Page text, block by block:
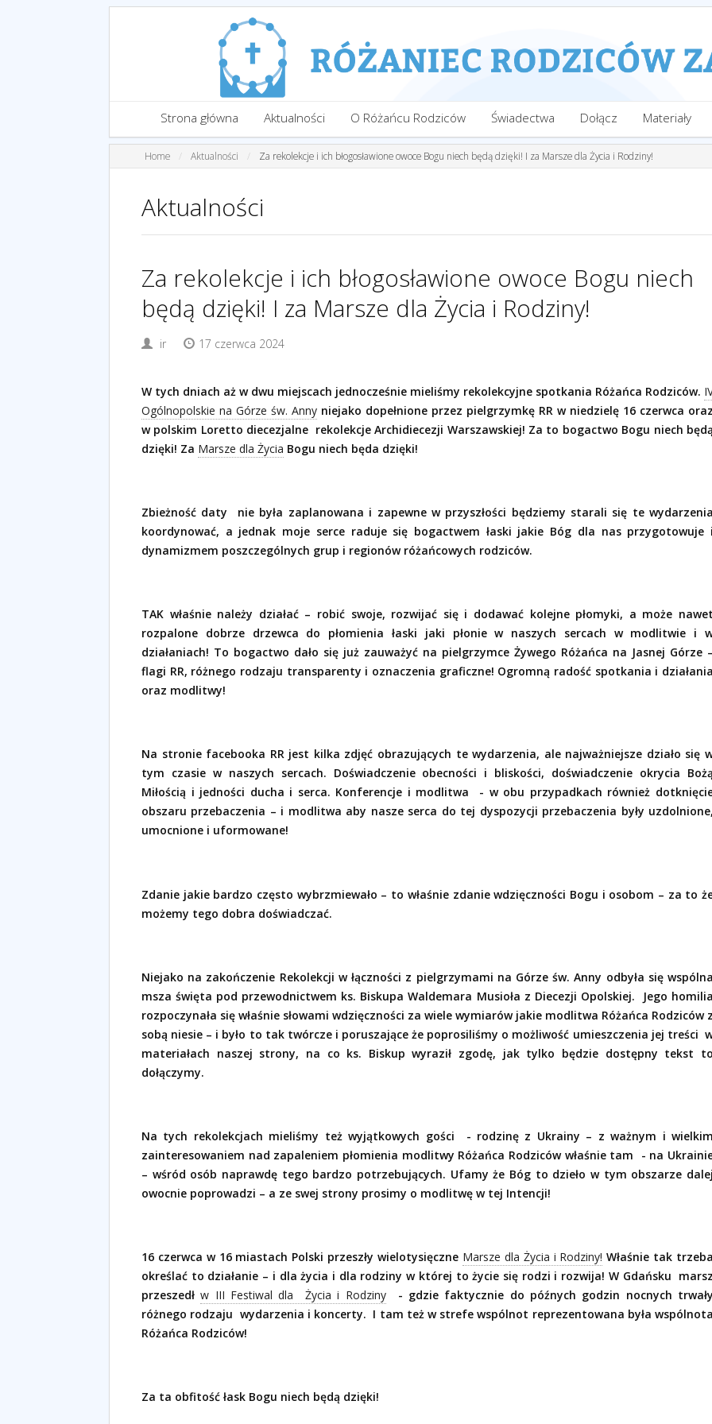
Strona główna Aktualności O Różańcu Rodziców Świadectwa Dołącz Materiały
Home Aktualności Za rekolekcje i ich błogosławione owoce Bogu niech będą dzięki! I za Marsze dla Życia i Rodziny!
Aktualności
Za rekolekcje i ich błogosławione owoce Bogu niech
będą dzięki! I za Marsze dla Życia i Rodziny!
ir 17 czerwca 2024
W tych dniach aż w dwu miejscach jednocześnie mieliśmy rekolekcyjne spotkania Różańca Rodziców.
Ogólnopolskie na Górze św. Anny niejako dopełnione przez pielgrzymkę RR w niedzielę 16 czerwca oraz
w polskim Loretto diecezjalne rekolekcje Archidiecezji Warszawskiej! Za to bogactwo Bogu niech będą
dzięki! Za Marsze dla Życia Bogu niech będa dzięki!
Zbieżność daty
nie była zaplanowana i zapewne w przyszłości będziemy starali się te wydarzenia
koordynować, a jednak moje serce raduje się bogactwem łaski jakie Bóg dla nas przygotowuje i
dynamizmem poszczególnych grup i regionów różańcowych rodziców.
TAK właśnie należy działać – robić swoje, rozwijać się i dodawać kolejne płomyki, a może nawet
rozpalone dobrze drzewca do płomienia łaski jaki płonie w naszych sercach w modlitwie i
działaniach! To bogactwo dało się już zauważyć na pielgrzymce Żywego Różańca na Jasnej Górze –
flagi RR, różnego rodzaju transparenty i oznaczenia graficzne! Ogromną radość spotkania i działania
oraz modlitwy!
Na stronie facebooka RR jest kilka zdjęć obrazujących te wydarzenia, ale najważniejsze działo się
tym czasie w naszych sercach. Doświadczenie obecności i bliskości, doświadczenie okrycia Bożą
Miłością i jedności ducha i serca. Konferencje i modlitwa
- w obu przypadkach również
obszaru przebaczenia – i modlitwa aby nasze serca do tej dyspozycji przebaczenia były uzdolnione,
umocnione i uformowane!
Zdanie jakie bardzo często wybrzmiewało – to właśnie zdanie wdzięczności Bogu i osobom – za to
możemy tego dobra doświadczać.
Niejako na zakończenie Rekolekcji w łączności z pielgrzymami na Górze św. Anny odbyła się wspólna
msza święta pod przewodnictwem ks. Biskupa Waldemara Musioła z Diecezji Opolskiej.
Jego homilia
rozpoczynała się właśnie słowami wdzięczności za wiele wymiarów jakie modlitwa Różańca Rodziców z
sobą niesie – i było to tak twórcze i poruszające że poprosiliśmy o możliwość umieszczenia jej treści
materiałach naszej strony, na co ks. Biskup wyraził zgodę, jak tylko będzie dostępny tekst to
dołączymy.
Na tych rekolekcjach mieliśmy też wyjątkowych gości
- rodzinę z Ukrainy – z ważnym i wielkim
zainteresowaniem nad zapaleniem płomienia modlitwy Różańca Rodziców właśnie tam
- na
– wśród osób naprawdę tego bardzo potrzebujących. Ufamy że Bóg to dzieło w tym obszarze dalej
owocnie poprowadzi – a ze swej strony prosimy o modlitwę w tej Intencji!
16 czerwca w 16 miastach Polski przeszły wielotysięczne Marsze dla Życia i Rodziny! Właśnie tak trzeba
określać to działanie – i dla życia i dla rodziny w której to życie się rodzi i rozwija! W Gdańsku marsz
przeszedłw III Festiwal dla Życia i Rodziny
- gdzie faktycznie do późnych godzin nocnych trwały
różnego rodzaju wydarzenia i koncerty. I tam też w strefe wspólnot reprezentowana była wspólnota
Różańca Rodziców!
Za ta obfitość łask Bogu niech będą dzięki!